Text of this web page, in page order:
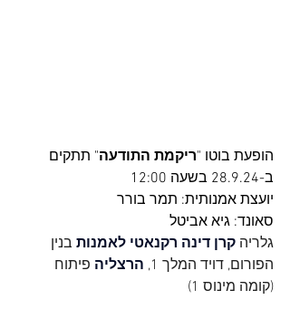
הופעת בוטו "ריקמת התודעה" תתקים
ב-28.9.24 בשעה 12:00
יועצת אמנותית: תמר בורר
סאונד: גיא אביטל
גלריה קרן דינה רקנאטי לאמנות בנין
הפורום, דויד המלך 1,
הרצליה פיתוח
(קומה מינוס 1)